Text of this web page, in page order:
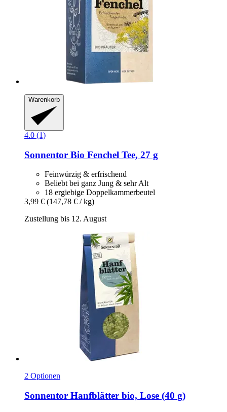
Warenkorb
4.0 (1)
Sonnentor Bio Fenchel Tee, 27 g
Feinwürzig & erfrischend
Beliebt bei ganz Jung & sehr Alt
18 ergiebige Doppelkammerbeutel
3,99 € (147,78 € / kg)
Zustellung bis 12. August
2 Optionen
Sonnentor Hanfblätter bio, Lose (40 g)